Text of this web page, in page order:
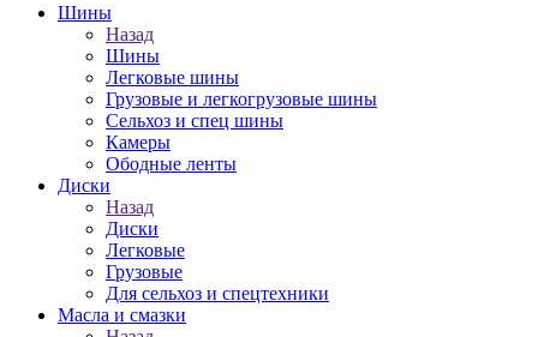
Шины
Назад
Шины
Легковые шины
Грузовые и легкогрузовые шины
Сельхоз и спец шины
Камеры
Ободные ленты
Диски
Назад
Диски
Легковые
Грузовые
Для сельхоз и спецтехники
Масла и смазки